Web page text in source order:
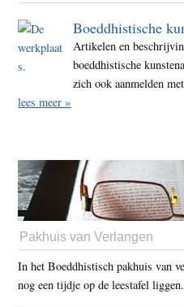
Boeddhistische
Artikelen en
boeddhistische
zich ook aanmelden
lees meer »
Pakhuis van Verlangen
In het Boeddhistisch pakhuis van
nog een tijdje op de leestafel liggen.